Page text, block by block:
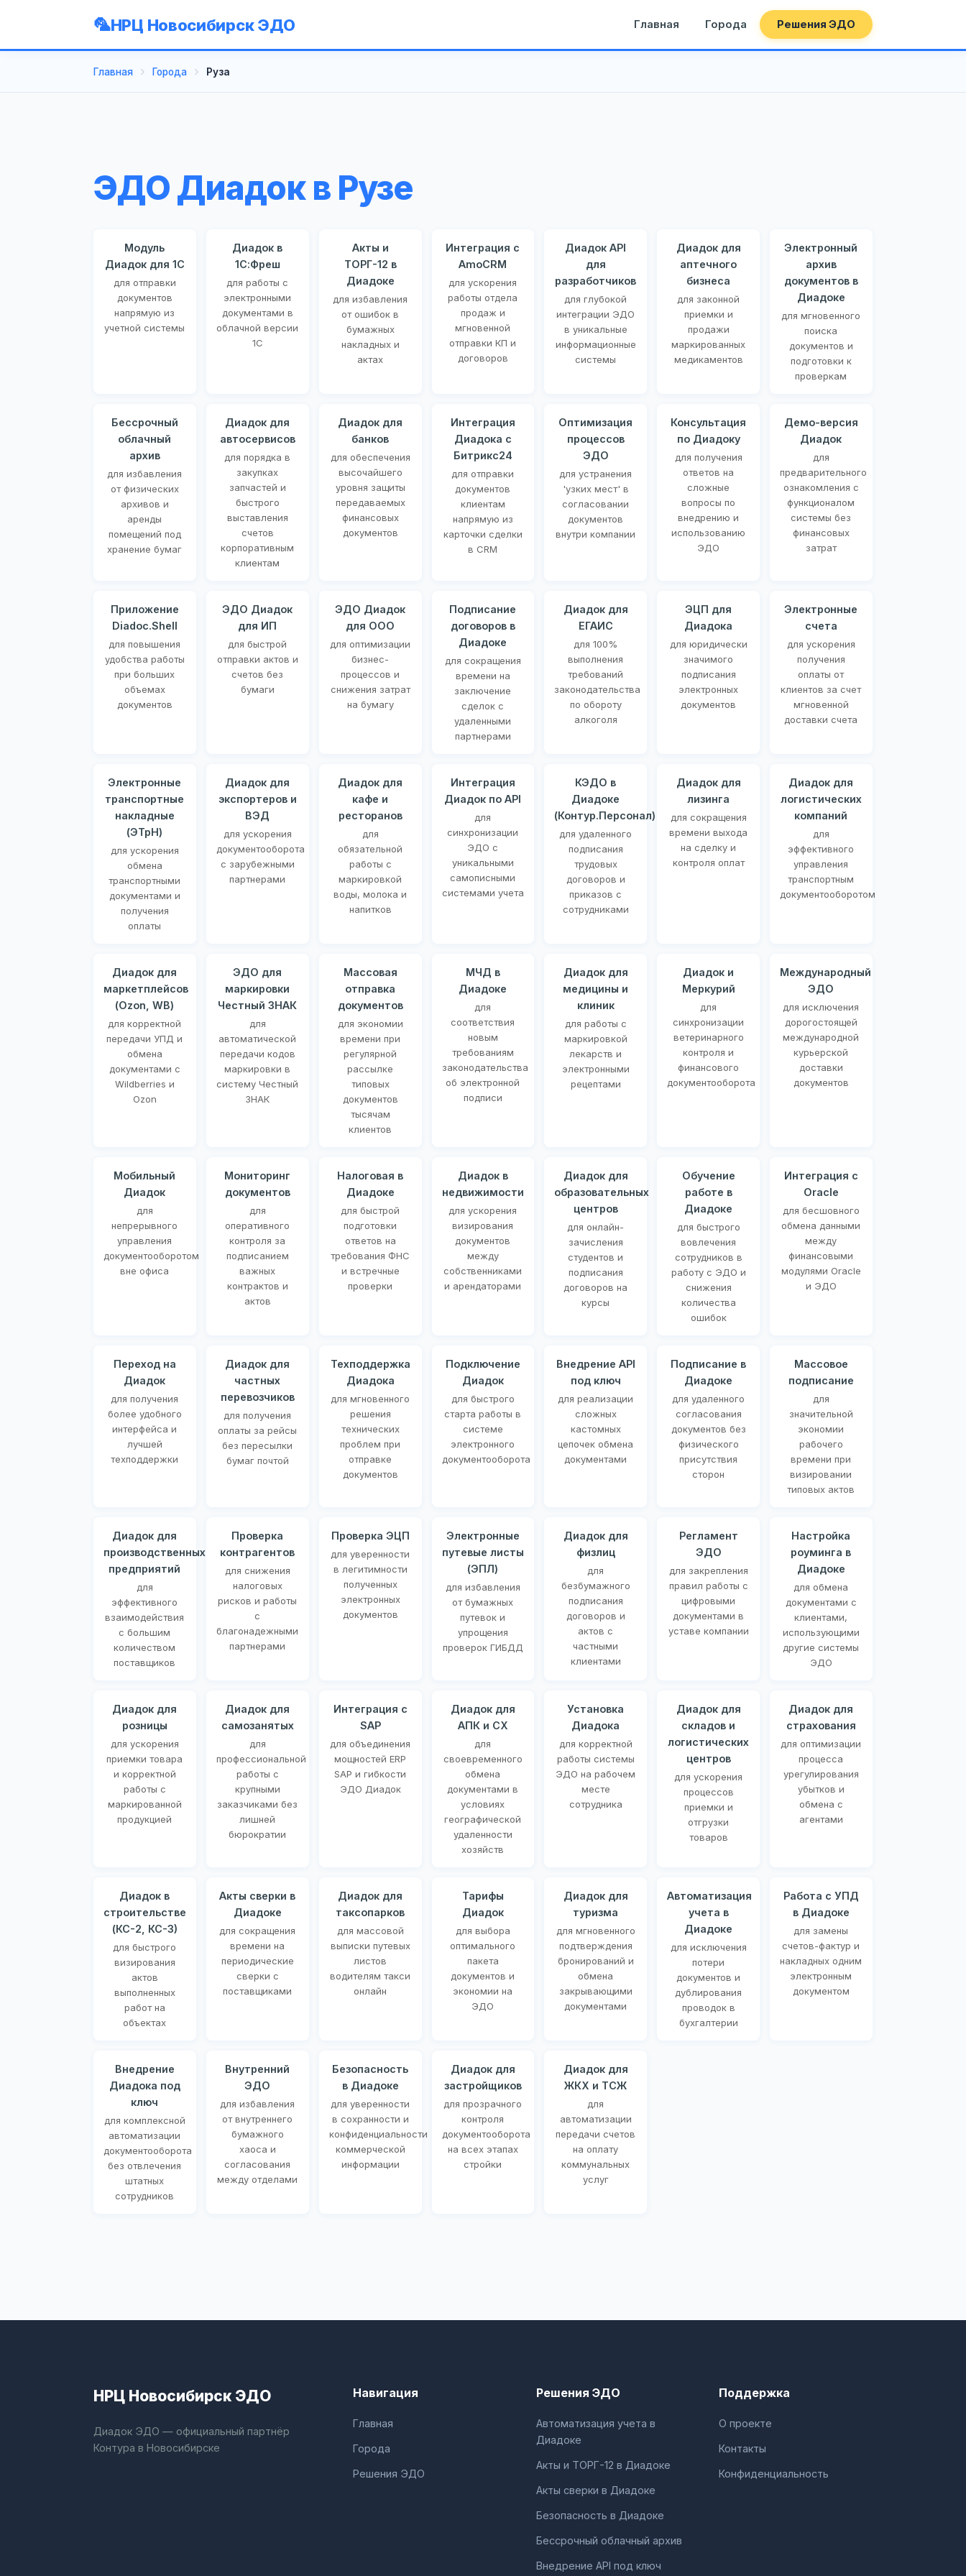
НРЦ Новосибирск ЭДО Главная Города Решения ЭДО
Главная Города Руза
ЭДО Диадок в Рузе
Модуль
Диадок для 1С
для отправки
документов
напрямую из
учетной системы
Диадок в
1С:Фреш
для работы с
электронными
документами в
облачной версии
1С
Акты и
ТОРГ-12 в
Диадоке
для избавления
от ошибок в
бумажных
накладных и
актах
Интеграция с
AmoCRM
для ускорения
работы отдела
продаж и
мгновенной
отправки КП и
договоров
Диадок API
для
разработчиков
для глубокой
интеграции ЭДО
в уникальные
информационные
системы
Диадок для
аптечного
бизнеса
для законной
приемки и
продажи
маркированных
медикаментов
Электронный
архив
документов в
Диадоке
для мгновенного
поиска
документов и
подготовки к
проверкам
Бессрочный
облачный
архив
для избавления
от физических
архивов и
аренды
помещений под
хранение бумаг
Диадок для
автосервисов
для порядка в
закупках
запчастей и
быстрого
выставления
счетов
корпоративным
клиентам
Диадок для
банков
для обеспечения
высочайшего
уровня защиты
передаваемых
финансовых
документов
Интеграция
Диадока с
Битрикс24
для отправки
документов
клиентам
напрямую из
карточки сделки
в CRM
Оптимизация
процессов
ЭДО
для устранения
'узких мест' в
согласовании
документов
внутри компании
Консультация
по Диадоку
для получения
ответов на
сложные
вопросы по
внедрению и
использованию
ЭДО
Демо-версия
Диадок
для
предварительного
ознакомления с
функционалом
системы без
финансовых
затрат
Приложение
Diadoc.Shell
для повышения
удобства работы
при больших
объемах
документов
ЭДО Диадок
для ИП
для быстрой
отправки актов и
счетов без
бумаги
ЭДО Диадок
для ООО
для оптимизации
бизнес-
процессов и
снижения затрат
на бумагу
Подписание
договоров в
Диадоке
для сокращения
времени на
заключение
сделок с
удаленными
партнерами
Диадок для
ЕГАИС
для 100%
выполнения
требований
законодательства
по обороту
алкоголя
ЭЦП для
Диадока
для юридически
значимого
подписания
электронных
документов
Электронные
счета
для ускорения
получения
оплаты от
клиентов за счет
мгновенной
доставки счета
Электронные
транспортные
накладные
(ЭТрН)
для ускорения
обмена
транспортными
документами и
получения
оплаты
Диадок для
экспортеров и
ВЭД
для ускорения
документооборота
с зарубежными
партнерами
Диадок для
кафе и
ресторанов
для
обязательной
работы с
маркировкой
воды, молока и
напитков
Интеграция
Диадок по API
для
синхронизации
ЭДО с
уникальными
самописными
системами учета
КЭДО в
Диадоке
(Контур.Персонал)
для удаленного
подписания
трудовых
договоров и
приказов с
сотрудниками
Диадок для
лизинга
для сокращения
времени выхода
на сделку и
контроля оплат
Диадок для
логистических
компаний
для
эффективного
управления
транспортным
документооборотом
Диадок для
маркетплейсов
(Ozon, WB)
для корректной
передачи УПД и
обмена
документами с
Wildberries и
Ozon
ЭДО для
маркировки
Честный ЗНАК
для
автоматической
передачи кодов
маркировки в
систему Честный
ЗНАК
Массовая
отправка
документов
для экономии
времени при
регулярной
рассылке
типовых
документов
тысячам
клиентов
МЧД в
Диадоке
для
соответствия
новым
требованиям
законодательства
об электронной
подписи
Диадок для
медицины и
клиник
для работы с
маркировкой
лекарств и
электронными
рецептами
Диадок и
Меркурий
для
синхронизации
ветеринарного
контроля и
финансового
документооборота
Международный
ЭДО
для исключения
дорогостоящей
международной
курьерской
доставки
документов
Мобильный
Диадок
для
непрерывного
управления
документооборотом
вне офиса
Мониторинг
документов
для
оперативного
контроля за
подписанием
важных
контрактов и
актов
Налоговая в
Диадоке
для быстрой
подготовки
ответов на
требования ФНС
и встречные
проверки
Диадок в
недвижимости
для ускорения
визирования
документов
между
собственниками
и арендаторами
Диадок для
образовательных
центров
для онлайн-
зачисления
студентов и
подписания
договоров на
курсы
Обучение
работе в
Диадоке
для быстрого
вовлечения
сотрудников в
работу с ЭДО и
снижения
количества
ошибок
Интеграция с
Oracle
для бесшовного
обмена данными
между
финансовыми
модулями Oracle
и ЭДО
Переход на
Диадок
для получения
более удобного
интерфейса и
лучшей
техподдержки
Диадок для
частных
перевозчиков
для получения
оплаты за рейсы
без пересылки
бумаг почтой
Техподдержка
Диадока
для мгновенного
решения
технических
проблем при
отправке
документов
Подключение
Диадок
для быстрого
старта работы в
системе
электронного
документооборота
Внедрение API
под ключ
для реализации
сложных
кастомных
цепочек обмена
документами
Подписание в
Диадоке
для удаленного
согласования
документов без
физического
присутствия
сторон
Массовое
подписание
для
значительной
экономии
рабочего
времени при
визировании
типовых актов
Диадок для
производственных
предприятий
для
эффективного
взаимодействия
с большим
количеством
поставщиков
Проверка
контрагентов
для снижения
налоговых
рисков и работы
с
благонадежными
партнерами
Проверка ЭЦП
для уверенности
в легитимности
полученных
электронных
документов
Электронные
путевые листы
(ЭПЛ)
для избавления
от бумажных
путевок и
упрощения
проверок ГИБДД
Диадок для
физлиц
для
безбумажного
подписания
договоров и
актов с
частными
клиентами
Регламент
ЭДО
для закрепления
правил работы с
цифровыми
документами в
уставе компании
Настройка
роуминга в
Диадоке
для обмена
документами с
клиентами,
использующими
другие системы
ЭДО
Диадок для
розницы
для ускорения
приемки товара
и корректной
работы с
маркированной
продукцией
Диадок для
самозанятых
для
профессиональной
работы с
крупными
заказчиками без
лишней
бюрократии
Интеграция с
SAP
для объединения
мощностей ERP
SAP и гибкости
ЭДО Диадок
Диадок для
АПК и СХ
для
своевременного
обмена
документами в
условиях
географической
удаленности
хозяйств
Установка
Диадока
для корректной
работы системы
ЭДО на рабочем
месте
сотрудника
Диадок для
складов и
логистических
центров
для ускорения
процессов
приемки и
отгрузки
товаров
Диадок для
страхования
для оптимизации
процесса
урегулирования
убытков и
обмена с
агентами
Диадок в
строительстве
(КС-2, КС-3)
для быстрого
визирования
актов
выполненных
работ на
объектах
Акты сверки в
Диадоке
для сокращения
времени на
периодические
сверки с
поставщиками
Диадок для
таксопарков
для массовой
выписки путевых
листов
водителям такси
онлайн
Тарифы
Диадок
для выбора
оптимального
пакета
документов и
экономии на
ЭДО
Диадок для
туризма
для мгновенного
подтверждения
бронирований и
обмена
закрывающими
документами
Автоматизация
учета в
Диадоке
для исключения
потери
документов и
дублирования
проводок в
бухгалтерии
Работа с УПД
в Диадоке
для замены
счетов-фактур и
накладных одним
электронным
документом
Внедрение
Диадока под
ключ
для комплексной
автоматизации
документооборота
без отвлечения
штатных
сотрудников
Внутренний
ЭДО
для избавления
от внутреннего
бумажного
хаоса и
согласования
между отделами
Безопасность
в Диадоке
для уверенности
в сохранности и
конфиденциальности
коммерческой
информации
Диадок для
застройщиков
для прозрачного
контроля
документооборота
на всех этапах
стройки
Диадок для
ЖКХ и ТСЖ
для
автоматизации
передачи счетов
на оплату
коммунальных
услуг
НРЦ Новосибирск ЭДО
Диадок ЭДО — официальный партнёр
Контура в Новосибирске
Навигация
Главная
Города
Решения ЭДО
Решения ЭДО
Автоматизация учета в
Диадоке
Акты и ТОРГ-12 в Диадоке
Акты сверки в Диадоке
Безопасность в Диадоке
Бессрочный облачный архив
Внедрение API под ключ
Поддержка
О проекте
Контакты
Конфиденциальность